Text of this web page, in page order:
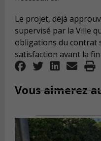
Le projet, déjà
supervisé par la Ville
obligations du contrat
satisfaction avant la
Vous aimerez